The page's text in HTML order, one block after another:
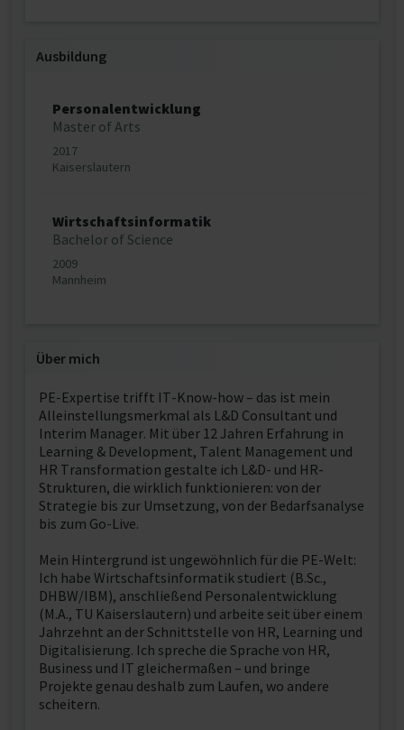
Ausbildung
Personalentwicklung
Master of Arts
2017
Kaiserslautern
Wirtschaftsinformatik
Bachelor of Science
2009
Mannheim
Über mich
PE-Expertise trifft IT-Know-how – das ist mein
Alleinstellungsmerkmal als L&D Consultant und
Interim Manager. Mit über 12 Jahren Erfahrung in
Learning & Development, Talent Management und
HR Transformation gestalte ich L&D- und HR-
Strukturen, die wirklich funktionieren: von der
Strategie bis zur Umsetzung, von der Bedarfsanalyse
bis zum Go-Live.
Mein Hintergrund ist ungewöhnlich für die PE-Welt:
Ich habe Wirtschaftsinformatik studiert (B.Sc.,
DHBW/IBM), anschließend Personalentwicklung
(M.A., TU Kaiserslautern) und arbeite seit über einem
Jahrzehnt an der Schnittstelle von HR, Learning und
Digitalisierung. Ich spreche die Sprache von HR,
Business und IT gleichermaßen – und bringe
Projekte genau deshalb zum Laufen, wo andere
scheitern.